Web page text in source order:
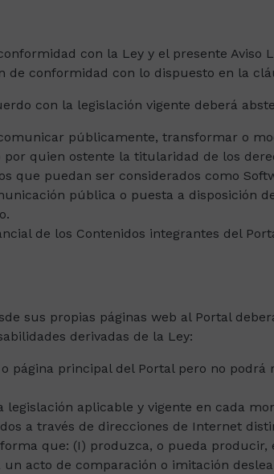
con la Ley y el presente Aviso
conformidad con lo dispuesto en la
con la legislación vigente deberá
públicamente, transformar o
por quien ostente la titularidad de los
que puedan ser considerados como
pública o puesta a disposición
de los Contenidos integrantes del
sus propias páginas web al Portal
derivadas de la Ley:
página principal del Portal pero no
legislación aplicable y vigente en cada
a través de direcciones de Internet
que: (I) produzca, o pueda
un acto de comparación o imitación